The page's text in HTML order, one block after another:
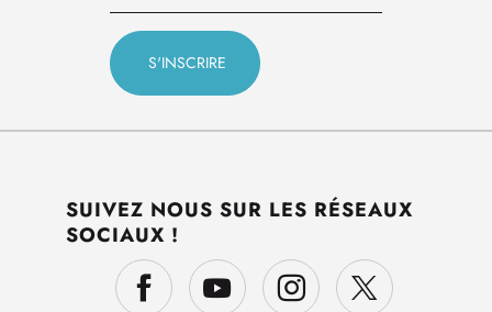
SUIVEZ NOUS SUR LES RÉSEAUX
SOCIAUX !